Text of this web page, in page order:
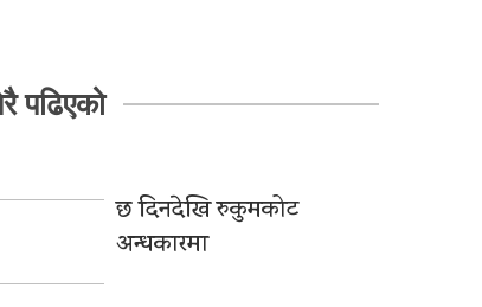
पढिएको
छ दिनदेखि रुकुमकोट
अन्धकारमा